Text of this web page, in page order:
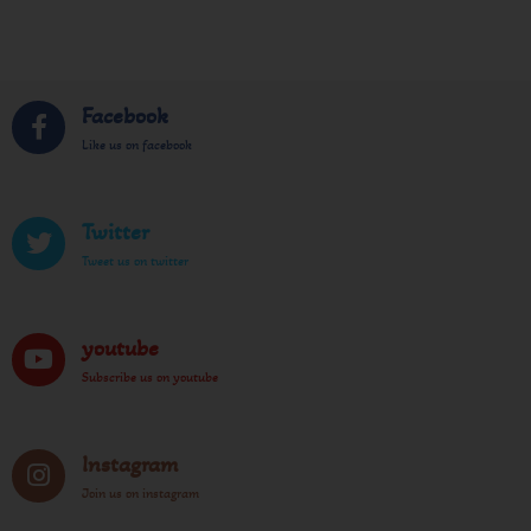
Facebook
Like us on facebook
Twitter
Tweet us on twitter
youtube
Subscribe us on youtube
Instagram
Join us on instagram